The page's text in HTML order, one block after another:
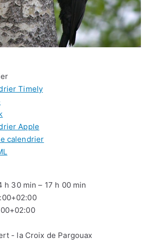
Timely
Apple
calendrier
h 30 min – 17 h 00 min
- la Croix de Pargouax